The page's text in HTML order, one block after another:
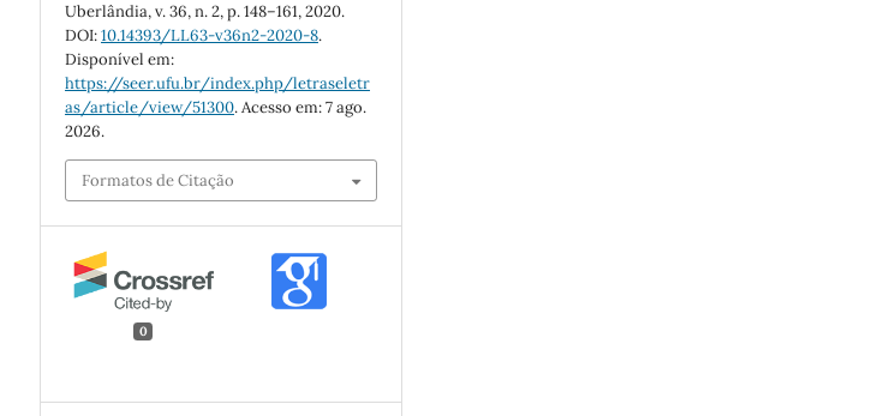
Uberlândia, v. 36, n. 2, p. 148–161, 2020.
DOI:10.14393/LL63-v36n2-2020-8.
Disponível em:
https://seer.ufu.br/index.php/letraseletr
as/article/view/51300. Acesso em: 7 ago.
2026.
Formatos de Citação
0